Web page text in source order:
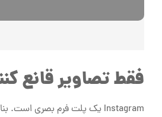
فقط تصاویر قانع
Instagram یک پلت فرم بصری است. بنابراین اول و مهمتر از همه، شما فقط باید تصاویر با کیفیت بالا ارسال کنید.